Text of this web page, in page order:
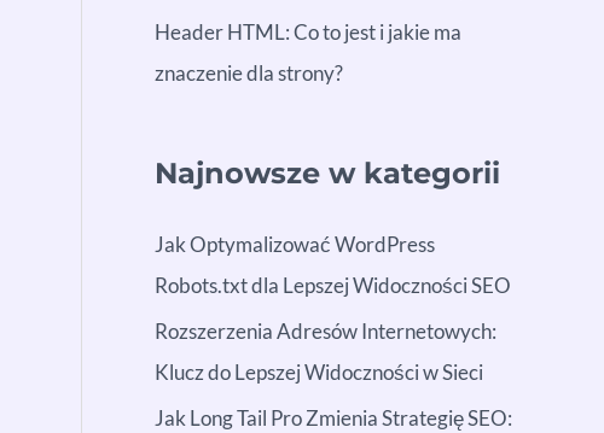
Header HTML: Co to jest i jakie ma
znaczenie dla strony?
Najnowsze w kategorii
Jak Optymalizować WordPress
Robots.txt dla Lepszej Widoczności SEO
Rozszerzenia Adresów Internetowych:
Klucz do Lepszej Widoczności w Sieci
Jak Long Tail Pro Zmienia Strategię SEO: